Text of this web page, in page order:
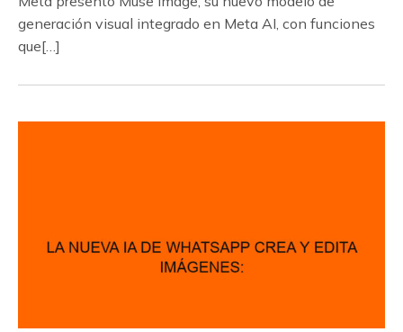
generación visual integrado en Meta AI, con funciones
que[…]